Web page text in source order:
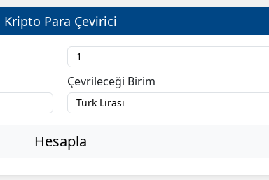
Burdur
Kripto Para Çevirici
Çevrileceği Birim
Hesapla